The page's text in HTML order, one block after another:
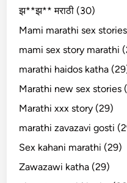
झ**झ** मराठी (30)
Mami marathi sex
mami sex story marathi
marathi haidos katha
Marathi new sex stories
Marathi xxx story (29)
marathi zavazavi gosti
Sex kahani marathi (29)
Zawazawi katha (29)